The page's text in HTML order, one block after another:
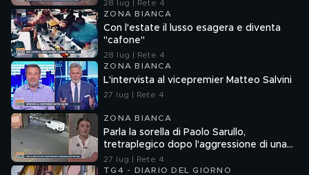
28 lug | Rete 4
ZONA BIANCA
Con l'estate il lusso esagera e diventa
"cafone"
28 lug | Rete 4
ZONA BIANCA
L'intervista al vicepremier Matteo Salvini
27 lug | Rete 4
ZONA BIANCA
Parla la sorella di Paolo Sarullo,
tretraplegico dopo l'aggressione di una
baby gang
27 lug | Rete 4
TG4 - DIARIO DEL GIORNO